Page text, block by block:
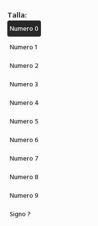
Talla:
Numero 0
Numero 1
Numero 2
Numero 3
Numero 4
Numero 5
Numero 6
Numero 7
Numero 8
Numero 9
Signo ?